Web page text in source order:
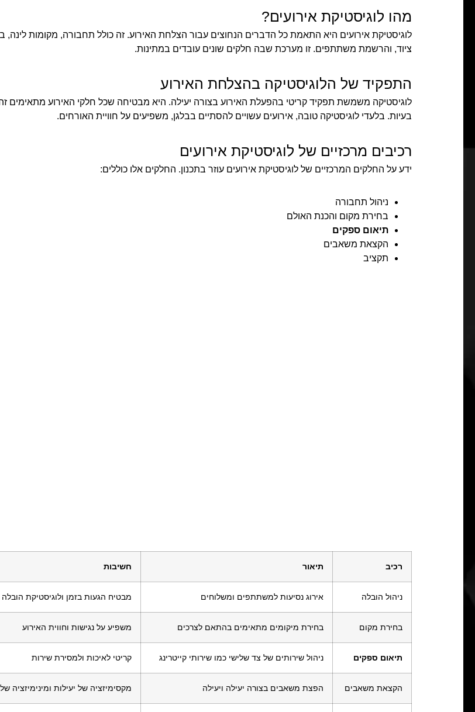
מהו לוגיסטיקת אירועים?
לוגיסטיקת אירועים היא התאמת כל הדברים הנחוצים עבור הצלחת האירוע. זה כולל תחבורה, מקומות לינה,
ציוד, והרשמת משתתפים. זו מערכת שבה חלקים שונים עובדים במתינות.
התפקיד של הלוגיסטיקה בהצלחת האירוע
לוגיסטיקה משמשת תפקיד קריטי בהפעלת האירוע בצורה יעילה. היא מבטיחה שכל חלקי האירוע מתאימים
בעיות. בלעדי לוגיסטיקה טובה, אירועים עשויים להסתיים בבלגן, משפיעים על חוויית האורחים.
רכיבים מרכזיים של לוגיסטיקת אירועים
ידע על החלקים המרכזיים של לוגיסטיקת אירועים עוזר בתכנון. החלקים אלו כוללים:
ניהול תחבורה
בחירת מקום והכנת האולם
תיאום ספקים
הקצאת משאבים
תקציב
רכיב תיאור חשיבות
ניהול הובלה אירוג נסיעות למשתתפים ומשלוחים מבטיח הגעות בזמן ולוגיסטיקת הובלה
בחירת מקום בחירת מיקומים מתאימים בהתאם לצרכים משפיע על נגישות וחווית האירוע
תיאום ספקים ניהול שירותים של צד שלישי כמו שירותי קייטרינג קריטי לאיכות ולמסירת שירות
הקצאת משאבים הפצת משאבים בצורה יעילה ויעילה מקסימיזציה של יעילות ומינימיזציה